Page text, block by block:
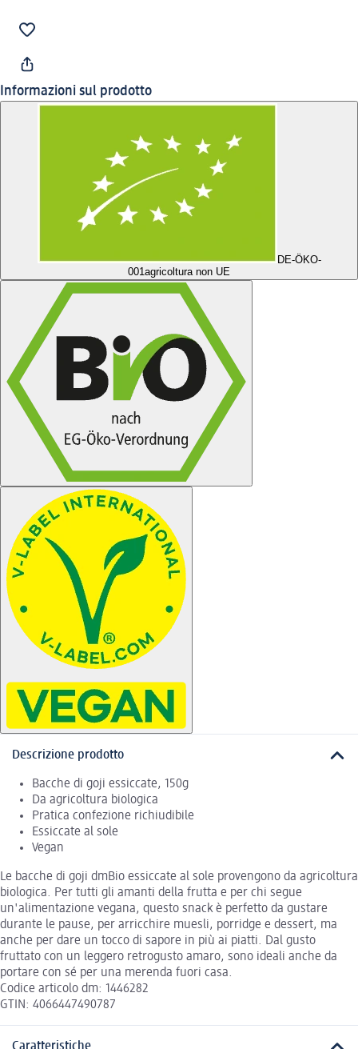
Informazioni sul prodotto
DE-ÖKO-
001agricoltura non UE
Descrizione prodotto
Bacche di goji essiccate, 150g
Da agricoltura biologica
Pratica confezione richiudibile
Essiccate al sole
Vegan
Le bacche di goji dmBio essiccate al sole provengono da agricoltura
biologica. Per tutti gli amanti della frutta e per chi segue
un'alimentazione vegana, questo snack è perfetto da gustare
durante le pause, per arricchire muesli, porridge e dessert, ma
anche per dare un tocco di sapore in più ai piatti. Dal gusto
fruttato con un leggero retrogusto amaro, sono ideali anche da
portare con sé per una merenda fuori casa.
Codice articolo dm: 1446282
GTIN: 4066447490787